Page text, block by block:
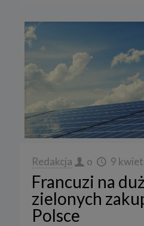
Redakcja o 9
Francuzi na
zielonych
Polsce